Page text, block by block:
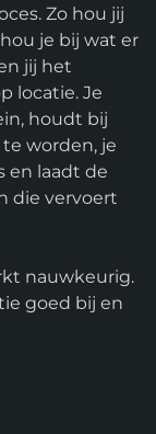
Zo hou jij
je bij wat er
jij het
locatie. Je
houdt bij
worden, je
en laadt de
die vervoert
nauwkeurig.
goed bij en